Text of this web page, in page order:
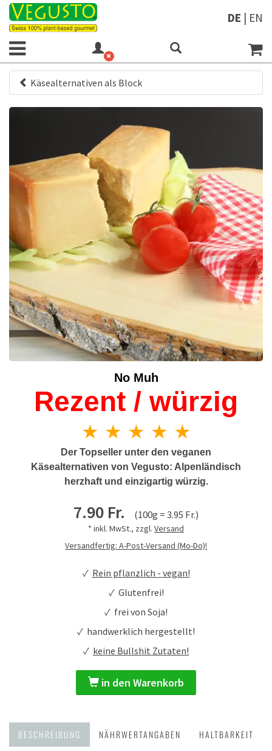
DE | EN
Käsealternativen als Block
No Muh
Rezent / würzig
★ ★ ★ ★ ★
Der Topseller unter den veganen
Käsealternativen von Vegusto: Alpenländisch
herzhaft und einzigartig würzig.
7.90 Fr. (100g = 3.95 Fr.)
* inkl. MwSt., zzgl. Versand
Versandfertig: A-Post-Versand (Mo-Do)!
✓ Rein pflanzlich - vegan!
✓ Glutenfrei!
✓ frei von Soja!
✓ handwerklich hergestellt!
✓ keine Bullshit Zutaten!
in den Warenkorb
BESCHREIBUNG NÄHRWERTANGABEN
HALTBARKEIT